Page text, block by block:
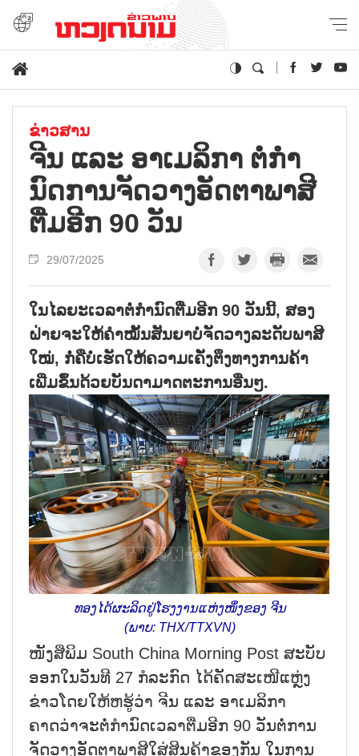
ຂ່າວສານ
ຈີນ ແລະ ອາ​ເມ​ລິ​ກາ ຕໍ່​ກຳ​
ນົດ​ການ​ຈັດ​ວາງ​ອັດ​ຕາ​ພາ​ສີ
ຕື່​ມ​ອີກ 90 ວັນ
29/07/2025
ໃນໄລຍະເວລາຕໍ່ກຳນົດຕື່ມອີກ 90 ວັນນີ້, ສອງ
ຝ່າຍຈະໃຫ້ຄຳໝັ້ນສັນຍາບໍ່ຈັດວາງລະດັບພາສີ
ໃໝ່, ກໍ່ຄືບໍ່ເຮັດໃຫ້ຄວາມເຄັ່ງຕຶງທາງການຄ້າ
ເພີ່ມຂຶ້ນດ້ວຍບັນດາມາດຕະການອື່ນໆ.
ທອງໄດ້ຜະລິດຢູ່ໂຮງງານແຫ່ງໜຶ່ງຂອງ ຈີນ
(ພາບ: THX/TTXVN)
ໜັງສືພິມ South China Morning Post ສະບັບ
ອອກໃນວັນທີ 27 ກໍລະກົດ ໄດ້ຄັດສະເໜີແຫຼ່ງ
ຂ່າວໂດຍໃຫ້ຫຮູ້ວ່າ ຈີນ ແລະ ອາເມລິກາ
ຄາດວ່າຈະຕໍ່ກຳນົດເວລາຕື່ມອີກ 90 ວັນຕໍ່ການ
ຈັດວາງອັດຕາພາສີໃສ່ສິນຄ້າຂອງກັນ ໃນການ